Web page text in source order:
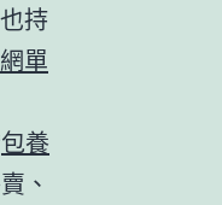
持
單
包養
、